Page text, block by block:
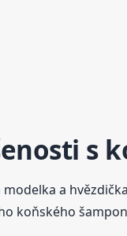
s
modelka a
koňského